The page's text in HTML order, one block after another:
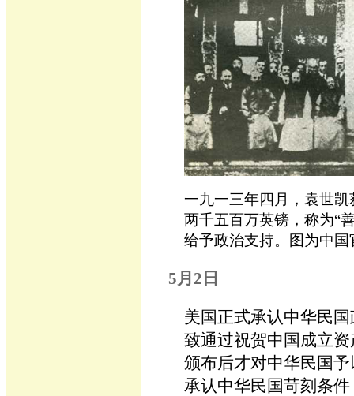
一九一三年四月，袁世
两千五百万英镑，称为“
给予政治支持。图为中
5月2日
美国正式承认中华民
致通过祝贺中国成立
颁布后才对中华民国
承认中华民国苛刻条